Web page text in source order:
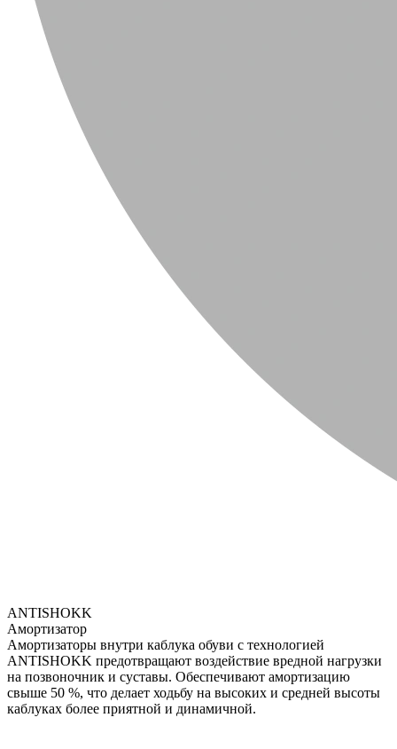
ANTISHOKK
Амортизатор
Амортизаторы внутри каблука обуви с технологией
ANTISHOKK предотвращают воздействие вредной нагрузки
на позвоночник и суставы. Обеспечивают амортизацию
свыше 50 %, что делает ходьбу на высоких и средней высоты
каблуках более приятной и динамичной.